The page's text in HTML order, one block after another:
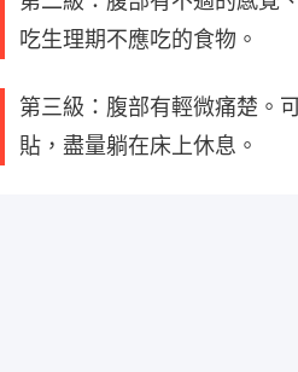
吃生理期不應吃的食物。
第三級：腹部有輕微痛楚。
貼，盡量躺在床上休息。